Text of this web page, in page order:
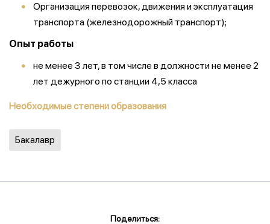
Организация перевозок, движения и эксплуатация
транспорта (железнодорожный транспорт);
Опыт работы
не менее 3 лет, в том числе в должности не менее 2
лет дежурного по станции 4,5 класса
Необходимые степени образования
Бакалавр
Поделиться: